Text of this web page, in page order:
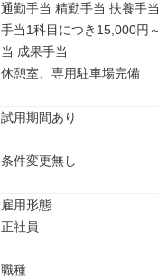
通勤手当 精勤手当 扶養手
手当1科目につき15,000円
当 成果手当
休憩室、専用駐車場完備
試用期間あり
条件変更無し
雇用形態
正社員
職種